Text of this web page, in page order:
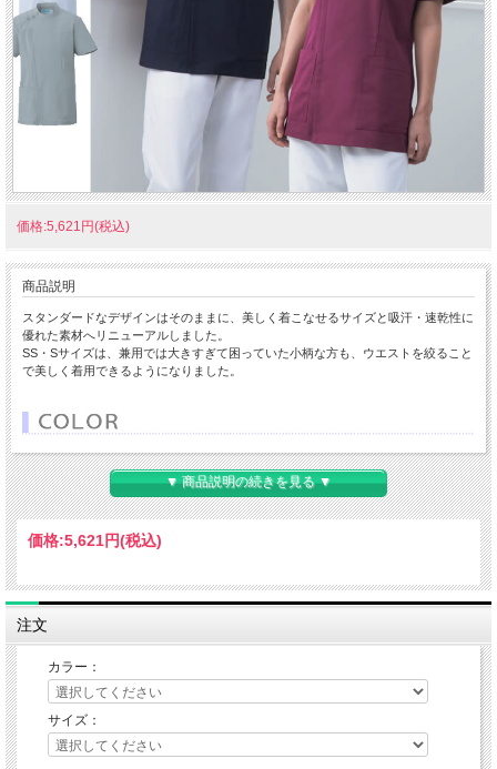
価格:5,621円(税込)
商品説明
スタンダードなデザインはそのままに、美しく着こなせるサイズと吸汗・速乾性に
優れた素材へリニューアルしました。
SS・Sサイズは、兼用では大きすぎて困っていた小柄な方も、ウエストを絞ること
で美しく着用できるようになりました。
▼ 商品説明の続きを見る ▼
価格:5,621円(税込)
注文
カラー：
サイズ：